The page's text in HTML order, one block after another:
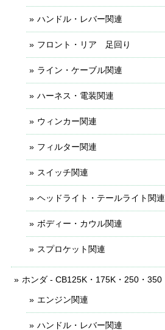
ハンドル・レバー関連
フロント・リア 足回り
ライン・ケーブル関連
ハーネス・電装関連
ウィンカー関連
フィルター関連
スイッチ関連
ヘッドライト・テールライト関連
ボディー・カウル関連
スプロケット関連
ホンダ - CB125K・175K・250・350
エンジン関連
ハンドル・レバー関連